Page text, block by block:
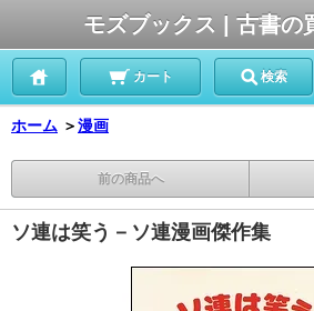
モズブックス | 古書の
カート 検索
ホーム ＞漫画
前の商品へ
ソ連は笑う－ソ連漫画傑作集